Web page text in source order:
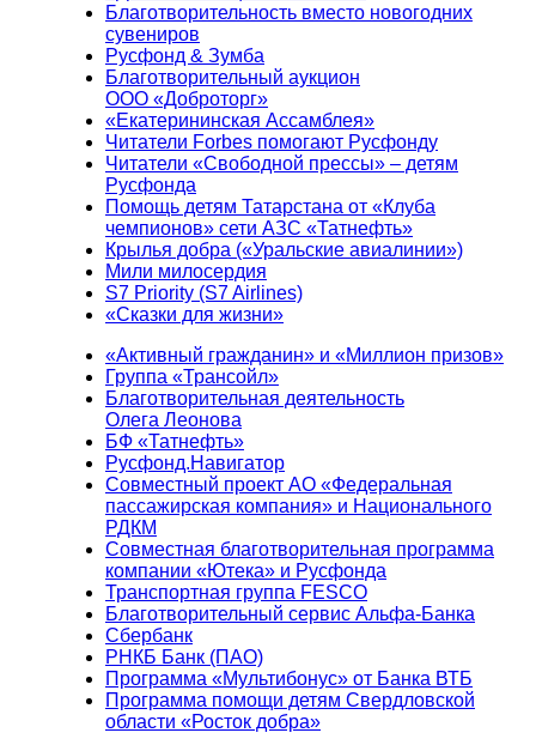
Благотворительность вместо новогодних
сувениров
Русфонд & Зумба
Благотворительный аукцион
ООО «Доброторг»
«Екатерининская Ассамблея»
Читатели Forbes помогают Русфонду
Читатели «Свободной прессы» – детям
Русфонда
Помощь детям Татарстана от «Клуба
чемпионов» сети АЗС «Татнефть»
Крылья добра («Уральские авиалинии»)
Мили милосердия
S7 Priority (S7 Airlines)
«Сказки для жизни»
«Активный гражданин» и «Миллион призов»
Группа «Трансойл»
Благотворительная деятельность
Олега Леонова
БФ «Татнефть»
Русфонд.Навигатор
Совместный проект АО «Федеральная
пассажирская компания» и Национального
РДКМ
Совместная благотворительная программа
компании «Ютека» и Русфонда
Транспортная группа FESCO
Благотворительный сервис Альфа-Банка
Сбербанк
РНКБ Банк (ПАО)
Программа «Мультибонус» от Банка ВТБ
Программа помощи детям Свердловской
области «Росток добра»